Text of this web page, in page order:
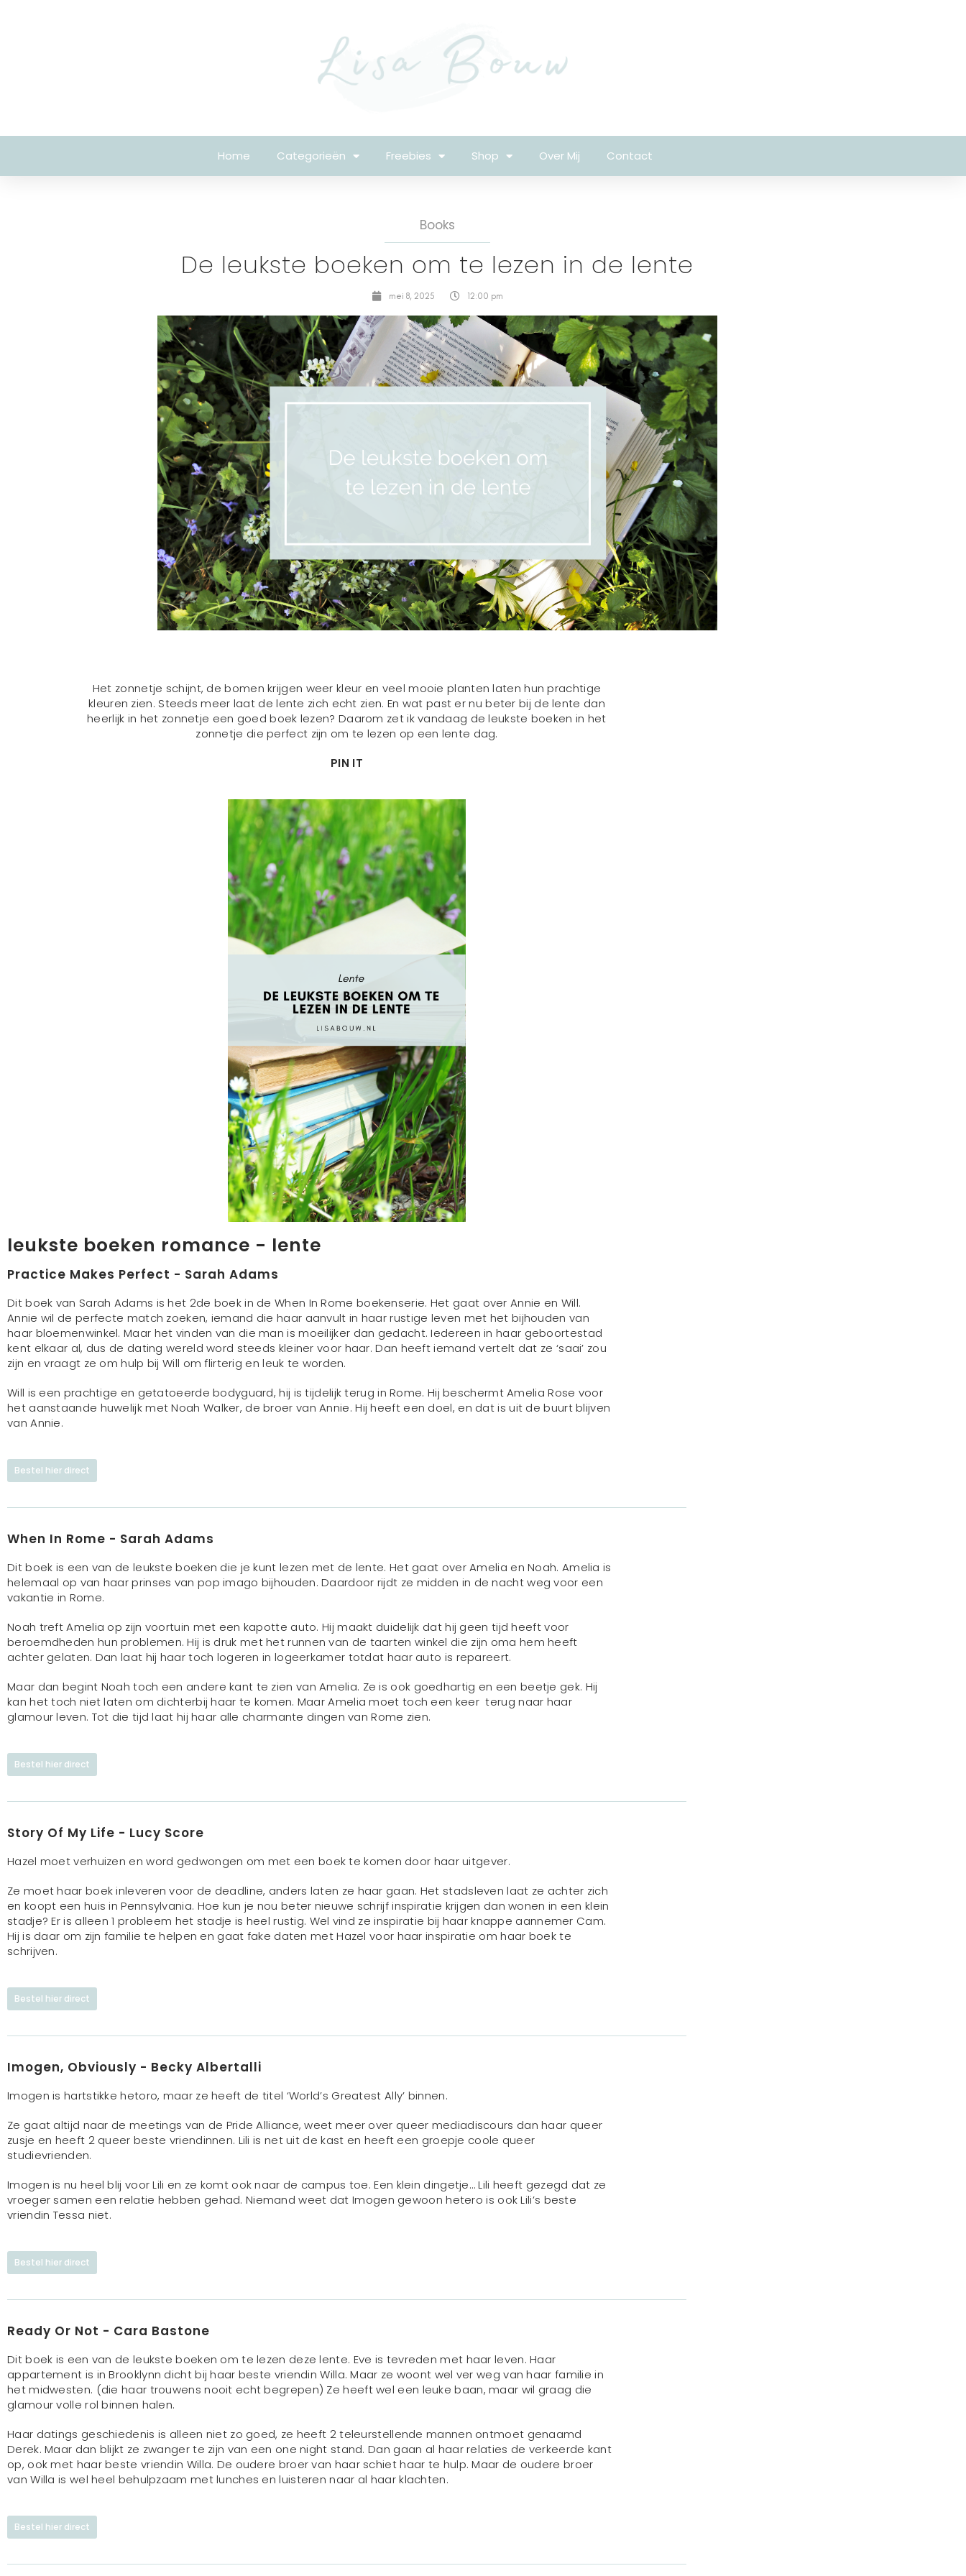
Home Categorieën Freebies Shop Over Mij Contact
Books
De leukste boeken om te lezen in de lente
mei 8, 2025 12:00 pm
Het zonnetje schijnt, de bomen krijgen weer kleur en veel mooie planten laten hun prachtige
kleuren zien. Steeds meer laat de lente zich echt zien. En wat past er nu beter bij de lente dan
heerlijk in het zonnetje een goed boek lezen? Daarom zet ik vandaag de leukste boeken in het
zonnetje die perfect zijn om te lezen op een lente dag.
PIN IT
leukste boeken romance - lente
Practice Makes Perfect - Sarah Adams
Dit boek van Sarah Adams is het 2de boek in de When In Rome boekenserie. Het gaat over Annie en Will.
Annie wil de perfecte match zoeken, iemand die haar aanvult in haar rustige leven met het bijhouden van
haar bloemenwinkel. Maar het vinden van die man is moeilijker dan gedacht. Iedereen in haar geboortestad
kent elkaar al, dus de dating wereld word steeds kleiner voor haar. Dan heeft iemand vertelt dat ze ‘saai’ zou
zijn en vraagt ze om hulp bij Will om flirterig en leuk te worden.
Will is een prachtige en getatoeerde bodyguard, hij is tijdelijk terug in Rome. Hij beschermt Amelia Rose voor
het aanstaande huwelijk met Noah Walker, de broer van Annie. Hij heeft een doel, en dat is uit de buurt blijven
van Annie.
Bestel hier direct
When In Rome - Sarah Adams
Dit boek is een van de leukste boeken die je kunt lezen met de lente. Het gaat over Amelia en Noah. Amelia is
helemaal op van haar prinses van pop imago bijhouden. Daardoor rijdt ze midden in de nacht weg voor een
vakantie in Rome.
Noah treft Amelia op zijn voortuin met een kapotte auto. Hij maakt duidelijk dat hij geen tijd heeft voor
beroemdheden hun problemen. Hij is druk met het runnen van de taarten winkel die zijn oma hem heeft
achter gelaten. Dan laat hij haar toch logeren in logeerkamer totdat haar auto is repareert.
Maar dan begint Noah toch een andere kant te zien van Amelia. Ze is ook goedhartig en een beetje gek. Hij
kan het toch niet laten om dichterbij haar te komen. Maar Amelia moet toch een keer terug naar haar
glamour leven. Tot die tijd laat hij haar alle charmante dingen van Rome zien.
Bestel hier direct
Story Of My Life - Lucy Score
Hazel moet verhuizen en word gedwongen om met een boek te komen door haar uitgever.
Ze moet haar boek inleveren voor de deadline, anders laten ze haar gaan. Het stadsleven laat ze achter zich
en koopt een huis in Pennsylvania. Hoe kun je nou beter nieuwe schrijf inspiratie krijgen dan wonen in een klein
stadje? Er is alleen 1 probleem het stadje is heel rustig. Wel vind ze inspiratie bij haar knappe aannemer Cam.
Hij is daar om zijn familie te helpen en gaat fake daten met Hazel voor haar inspiratie om haar boek te
schrijven.
Bestel hier direct
Imogen, Obviously - Becky Albertalli
Imogen is hartstikke hetoro, maar ze heeft de titel ‘World’s Greatest Ally’ binnen.
Ze gaat altijd naar de meetings van de Pride Alliance, weet meer over queer mediadiscours dan haar queer
zusje en heeft 2 queer beste vriendinnen. Lili is net uit de kast en heeft een groepje coole queer
studievrienden.
Imogen is nu heel blij voor Lili en ze komt ook naar de campus toe. Een klein dingetje… Lili heeft gezegd dat ze
vroeger samen een relatie hebben gehad. Niemand weet dat Imogen gewoon hetero is ook Lili’s beste
vriendin Tessa niet.
Bestel hier direct
Ready Or Not - Cara Bastone
Dit boek is een van de leukste boeken om te lezen deze lente. Eve is tevreden met haar leven. Haar
appartement is in Brooklynn dicht bij haar beste vriendin Willa. Maar ze woont wel ver weg van haar familie in
het midwesten. (die haar trouwens nooit echt begrepen) Ze heeft wel een leuke baan, maar wil graag die
glamour volle rol binnen halen.
Haar datings geschiedenis is alleen niet zo goed, ze heeft 2 teleurstellende mannen ontmoet genaamd
Derek. Maar dan blijkt ze zwanger te zijn van een one night stand. Dan gaan al haar relaties de verkeerde kant
op, ook met haar beste vriendin Willa. De oudere broer van haar schiet haar te hulp. Maar de oudere broer
van Willa is wel heel behulpzaam met lunches en luisteren naar al haar klachten.
Bestel hier direct